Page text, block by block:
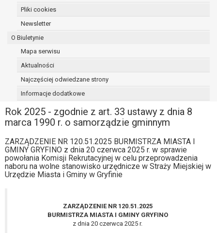
Pliki cookies
Newsletter
O Biuletynie
Mapa serwisu
Aktualności
Najczęściej odwiedzane strony
Informacje dodatkowe
Rok 2025 - zgodnie z art. 33 ustawy z dnia 8
marca 1990 r. o samorządzie gminnym
ZARZĄDZENIE NR 120.51.2025 BURMISTRZA MIASTA I
GMINY GRYFINO z dnia 20 czerwca 2025 r. w sprawie
powołania Komisji Rekrutacyjnej w celu przeprowadzenia
naboru na wolne stanowisko urzędnicze w Straży Miejskiej w
Urzędzie Miasta i Gminy w Gryfinie
ZARZĄDZENIE NR 120.51.2025
BURMISTRZA MIASTA I GMINY GRYFINO
z dnia 20 czerwca 2025 r.
danych - do czasu ustalenia czy
prawnie uzasadnione podstawy po
podstawie art. 20 RODO, w przypadku gdy
przetwarzanie danych odbywa się na
której dane dotyczą lub na podstawie
zgody wyrażonej przez tą osobę,
przetwarzanie odbywa się w sposób
prawo sprzeciwu wobec przetwarzania
danych na podstawie art. 21 RODO, wobec
przetwarzania danych osobowych, którego
podstawą prawną jest:
interesie publicznym lub w ramach
sprawowania władzy publicznej